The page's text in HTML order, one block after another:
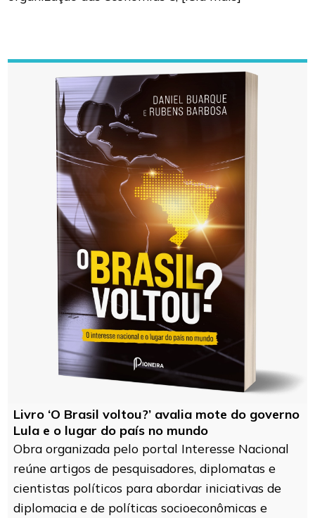
Livro ‘O Brasil voltou?’ avalia mote do governo
Lula e o lugar do país no mundo
Obra organizada pelo portal Interesse Nacional
reúne artigos de pesquisadores, diplomatas e
cientistas políticos para abordar iniciativas de
diplomacia e de políticas socioeconômicas e